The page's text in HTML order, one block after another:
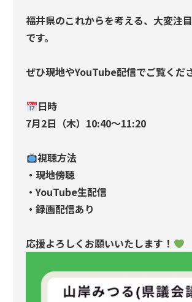
福井県のこれからを考える、大変注
です。
ぜひ現地やYouTube配信でご覧くだ
日時
7月2日（木）10:40～11:20
視聴方法
・現地傍聴
・YouTube生配信
・録画配信あり
応援よろしくお願いいたします！